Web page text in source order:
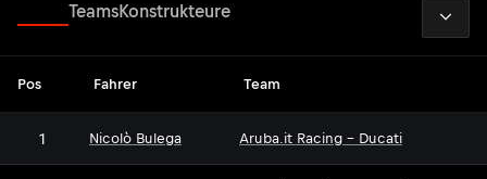
TeamsKonstrukteure
Pos Fahrer Team
1 Nicolò Bulega Aruba.it Racing - Ducati